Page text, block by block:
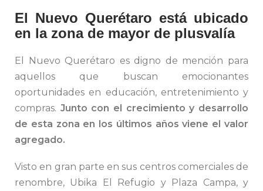
El Nuevo Querétaro está ubicado
en la zona de mayor de plusvalía
El Nuevo Querétaro es digno de mención para
aquellos que buscan emocionantes
oportunidades en educación, entretenimiento y
compras. Junto con el crecimiento y desarrollo
de esta zona en los últimos años viene el valor
agregado.
Visto en gran parte en sus centros comerciales de
renombre, Ubika El Refugio y Plaza Campa, y